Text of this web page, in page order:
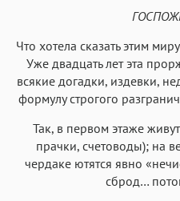
Что хотела сказать этим
Уже двадцать лет эта
всякие догадки, издевки,
формулу строгого
Так, в первом этаже
прачки, счетоводы); на
чердаке ютятся явно
сброд…